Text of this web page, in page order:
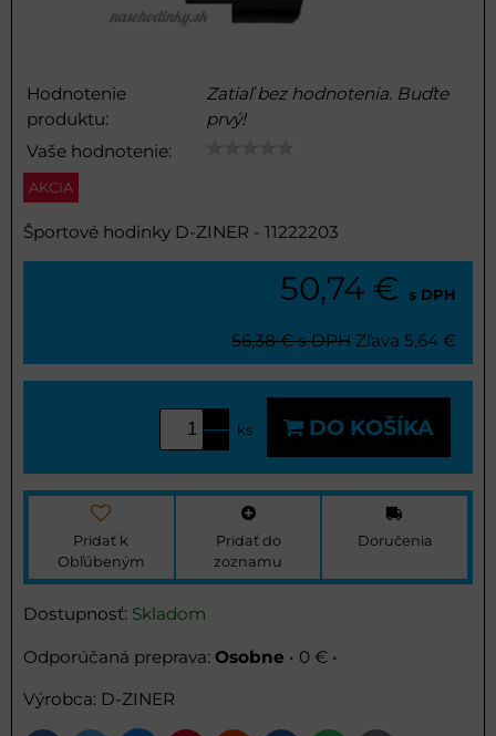
Hodnotenie
produktu:
Zatiaľ bez hodnotenia. Buďte
prvý!
Vaše hodnotenie:
AKCIA
Športové hodinky D-ZINER - 11222203
50,74 € s DPH
56,38 € s DPH Zľava 5,64 €
ks DO KOŠÍKA
Pridať k
Obľúbeným
Pridať do
zoznamu
Doručenia
Dostupnosť: Skladom
Osobne • 0 € •
Výrobca: D-ZINER